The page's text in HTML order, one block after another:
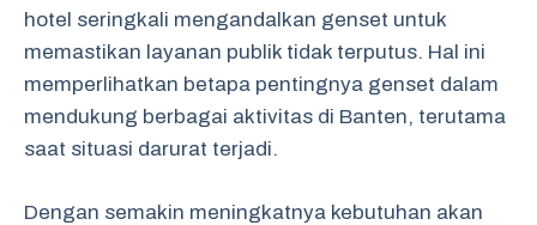
hotel seringkali mengandalkan genset untuk
memastikan layanan publik tidak terputus. Hal ini
memperlihatkan betapa pentingnya genset dalam
mendukung berbagai aktivitas di Banten, terutama
saat situasi darurat terjadi.
Dengan semakin meningkatnya kebutuhan akan